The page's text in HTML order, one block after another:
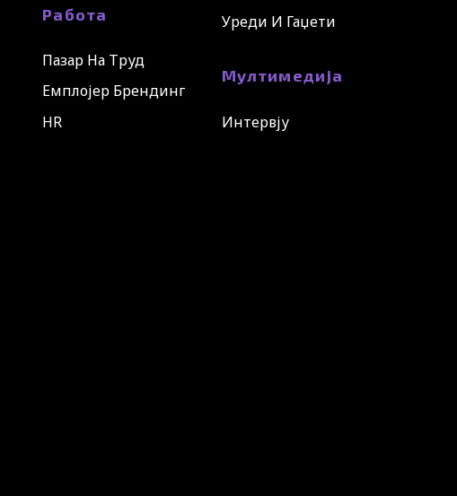
Работа
Пазар На Труд
Емплојер Брендинг
HR
Уреди И Гаџети
Мултимедија
Интервју